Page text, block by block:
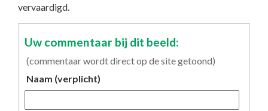
vervaardigd.
Uw commentaar bij dit beeld:
(commentaar wordt direct op de site getoond)
Naam (verplicht)